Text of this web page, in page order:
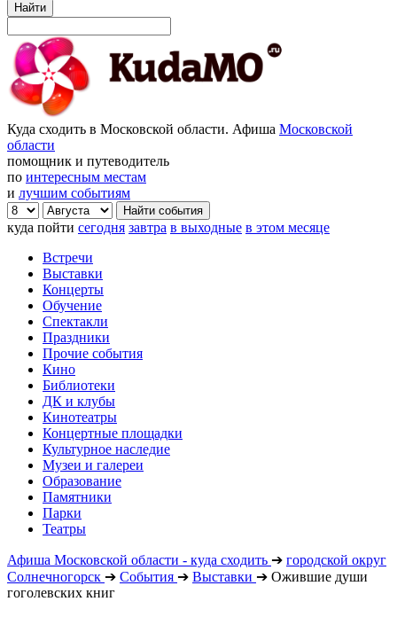
Найти
Куда сходить в Московской области. Афиша Московской
области
помощник и путеводитель
по интересным местам
и лучшим событиям
куда пойти сегодня завтра в выходные в этом месяце
Встречи
Выставки
Концерты
Обучение
Спектакли
Праздники
Прочие события
Кино
Библиотеки
ДК и клубы
Кинотеатры
Концертные площадки
Культурное наследие
Музеи и галереи
Образование
Памятники
Парки
Театры
Афиша Московской области - куда сходить ➔ городской округ
Солнечногорск ➔ События ➔ Выставки ➔ Ожившие души
гоголевских книг